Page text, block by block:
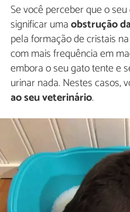
Se você perceber que o
significar umaobstrução
pela formação de cristais
com mais frequência em
embora o seu gato tente e
urinar nada. Nestes casos,
ao seu veterinário.